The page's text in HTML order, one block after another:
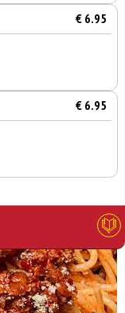
€ 6.95
€ 6.95